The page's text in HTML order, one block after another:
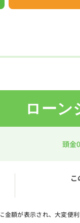
ローン
頭金
額が表示され、大変便利